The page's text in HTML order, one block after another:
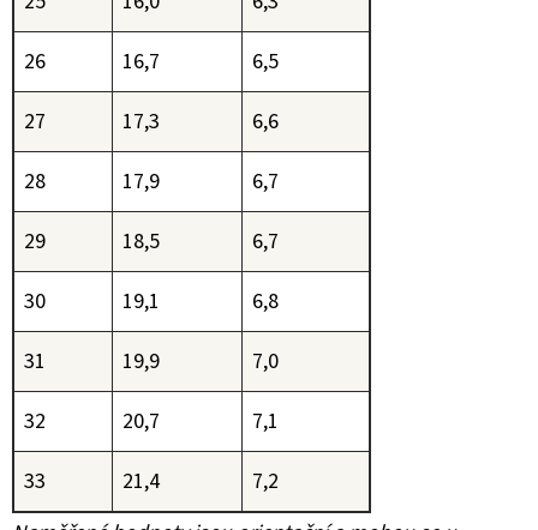
26
16,7
6,5
27
17,3
6,6
28
17,9
6,7
29
18,5
6,7
30
19,1
6,8
31
19,9
7,0
32
20,7
7,1
33
21,4
7,2